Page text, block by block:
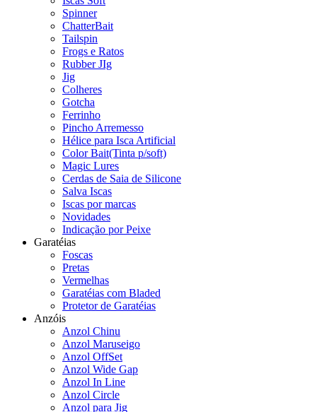
Spinner
ChatterBait
Tailspin
Frogs e Ratos
Rubber JIg
Jig
Colheres
Gotcha
Ferrinho
Pincho Arremesso
Hélice para Isca Artificial
Color Bait(Tinta p/soft)
Magic Lures
Cerdas de Saia de Silicone
Salva Iscas
Iscas por marcas
Novidades
Indicação por Peixe
Garatéias
Foscas
Pretas
Vermelhas
Garatéias com Bladed
Protetor de Garatéias
Anzóis
Anzol Chinu
Anzol Maruseigo
Anzol OffSet
Anzol Wide Gap
Anzol In Line
Anzol Circle
Anzol para Jig